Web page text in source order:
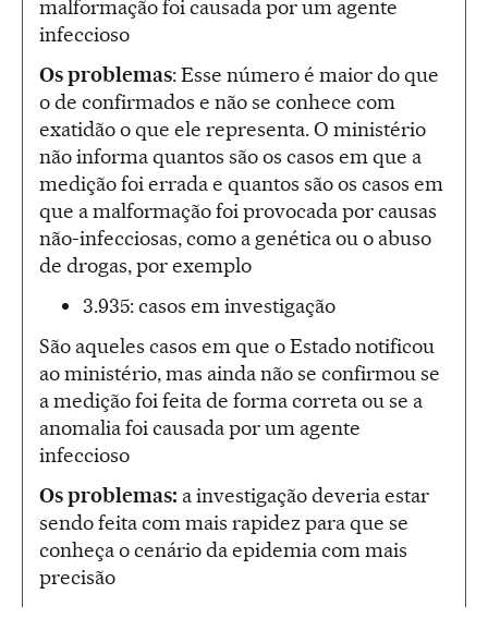
malformação foi causada por um agente
infeccioso
Os problemas: Esse número é maior do que
o de confirmados e não se conhece com
exatidão o que ele representa. O ministério
não informa quantos são os casos em que a
medição foi errada e quantos são os casos em
que a malformação foi provocada por causas
não-infecciosas, como a genética ou o abuso
de drogas, por exemplo
3.935: casos em investigação
São aqueles casos em que o Estado notificou
ao ministério, mas ainda não se confirmou se
a medição foi feita de forma correta ou se a
anomalia foi causada por um agente
infeccioso
Os problemas: a investigação deveria estar
sendo feita com mais rapidez para que se
conheça o cenário da epidemia com mais
precisão